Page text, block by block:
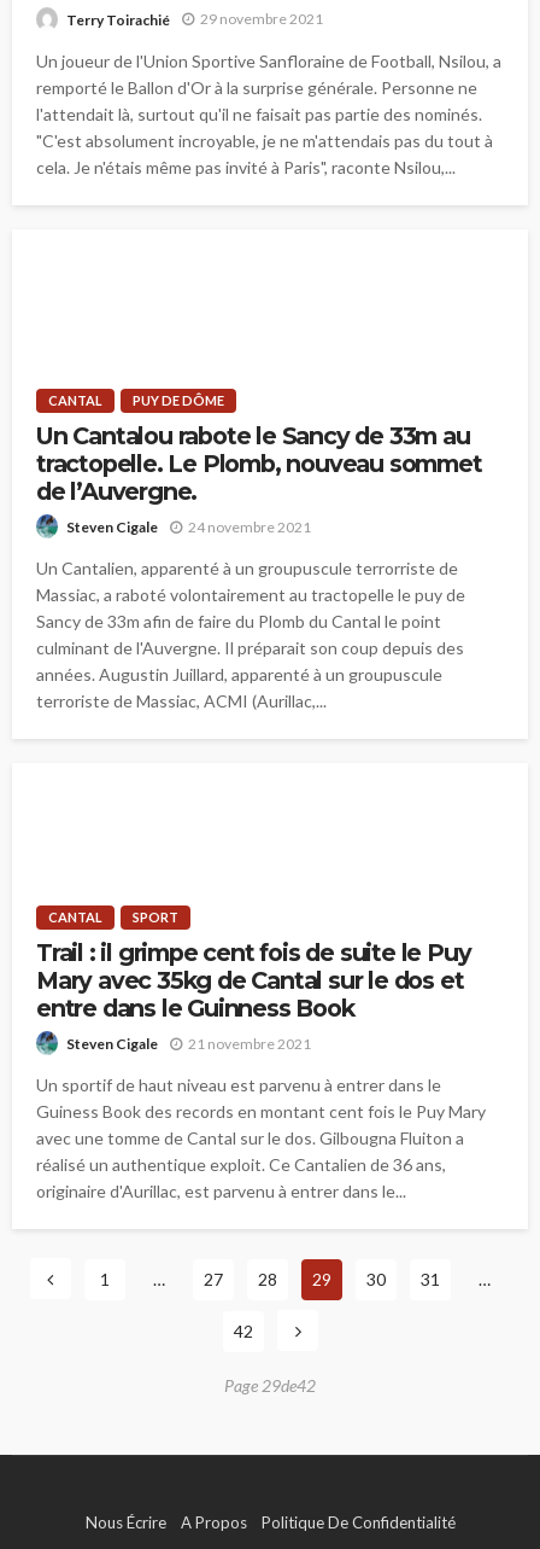
Terry Toirachié 29 novembre 2021
Un joueur de l'Union Sportive Sanfloraine de Football, Nsilou, a
remporté le Ballon d'Or à la surprise générale. Personne ne
l'attendait là, surtout qu'il ne faisait pas partie des nominés.
"C'est absolument incroyable, je ne m'attendais pas du tout à
cela. Je n'étais même pas invité à Paris", raconte Nsilou,...
CANTAL PUY DE DÔME
Un Cantalou rabote le Sancy de 33m au
tractopelle. Le Plomb, nouveau sommet
de l’Auvergne.
Steven Cigale 24 novembre 2021
Un Cantalien, apparenté à un groupuscule terrorriste de
Massiac, a raboté volontairement au tractopelle le puy de
Sancy de 33m afin de faire du Plomb du Cantal le point
culminant de l'Auvergne. Il préparait son coup depuis des
années. Augustin Juillard, apparenté à un groupuscule
terroriste de Massiac, ACMI (Aurillac,...
CANTAL SPORT
Trail : il grimpe cent fois de suite le Puy
Mary avec 35kg de Cantal sur le dos et
entre dans le Guinness Book
Steven Cigale 21 novembre 2021
Un sportif de haut niveau est parvenu à entrer dans le
Guiness Book des records en montant cent fois le Puy Mary
avec une tomme de Cantal sur le dos. Gilbougna Fluiton a
réalisé un authentique exploit. Ce Cantalien de 36 ans,
originaire d'Aurillac, est parvenu à entrer dans le...
1 … 27 28 29 30 31 …
42
Page 29de42
Nous Écrire A Propos Politique De Confidentialité